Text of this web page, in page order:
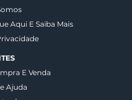
Aqui E Saiba Mais
E Venda
Ajuda